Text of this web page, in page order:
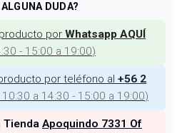
DUDA?
por Whatsapp AQUÍ
- 15:00 a 19:00)
por teléfono al +56 2
10:30 a 14:30 - 15:00 a 19:00)
Tienda Apoquindo 7331 Of